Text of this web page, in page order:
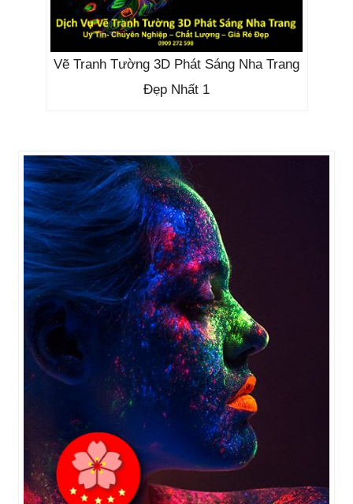
Vẽ Tranh Tường 3D Phát Sáng Nha Trang
Đẹp Nhất 1